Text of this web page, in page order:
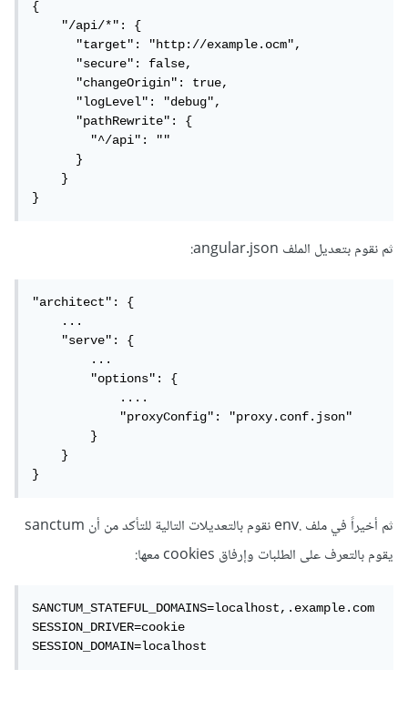
{
    "/api/*": {
      "target": "http://example.ocm",
      "secure": false,
      "changeOrigin": true,
      "logLevel": "debug",
      "pathRewrite": {
        "^/api": ""
      }
    }
}
ثم نقوم بتعديل الملف angular.json:
"architect": {
    ...
    "serve": {
        ...
        "options": {
            ....
            "proxyConfig": "proxy.conf.json"
        }
    }
}
ثم أخيراً في ملف .env نقوم بالتعديلات التالية للتأكد من أن sanctum
يقوم بالتعرف على الطلبات وإرفاق cookies معها:
SANCTUM_STATEFUL_DOMAINS=localhost,.example.com
SESSION_DRIVER=cookie
SESSION_DOMAIN=localhost